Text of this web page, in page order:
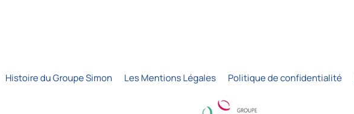
Histoire du Groupe Simon Les Mentions Légales Politique de confidentialité